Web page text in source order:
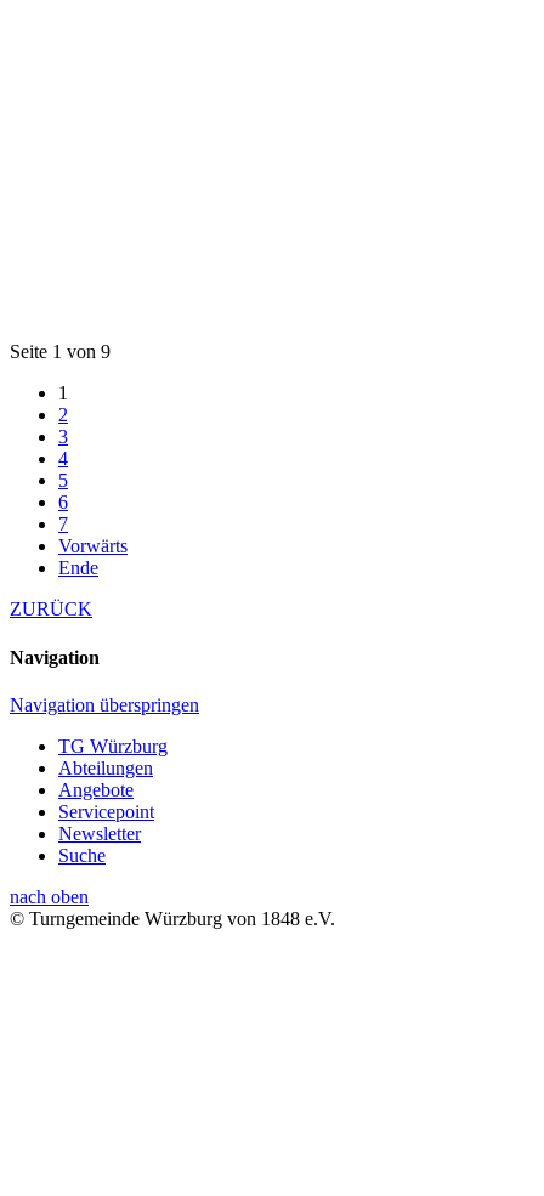
Seite 1 von 9
1
2
3
4
5
6
7
Vorwärts
Ende
ZURÜCK
Navigation
Navigation überspringen
TG Würzburg
Abteilungen
Angebote
Servicepoint
Newsletter
Suche
nach oben
© Turngemeinde Würzburg von 1848 e.V.